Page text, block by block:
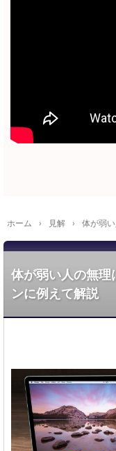
ホーム › 見解 › 体が弱
体が弱い人の無理
ンに例えて解説